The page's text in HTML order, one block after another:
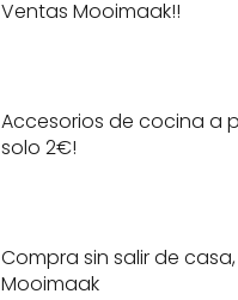
Ventas Mooimaak!!
Accesorios de cocina a
solo 2€!
Compra sin salir de
Mooimaak